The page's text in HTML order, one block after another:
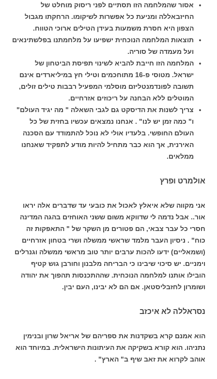
אסור שהמלחמה הזו תסתיים לפני ריסוק מוחלט של
החיזבאללה ומניעת כל אפשרות לשיקומו. הרחקתו מגבול
הצפון היא חסרת משמעות בעידן הטילים ארוכי הטווח.
תוצאות המלחמה הנוכחית ישפיעו על מלחמתנו בפלשתינאים
ועל מעמדה של סוריה.
המלחמה הזו חייבת להביא לשינוי תפיסת הביטחון של
ישראל. מטוסי פ-16 מתוחכמים וטילי חץ במיליארדים אינם
תשובה לפונדמנטליזם מוסלמי המפעיל רבבות טילים זולים,
המוטלים ללא הבחנה על ריכוזים אזרחיים.
צריך לשנות את הדיסקט גם לגבי השאלה " מה יגיד העולם"
ו" כמה זמן יש לנו" . אנחנו נמצאים עכשיו בחזית של כל
העולם החופשי. בלעדיו אולי לא נוכל להתמודד עם הסכנה
האירנית, אך הוא כבר מתחיל להיות מודע לתפקיד שאנחנו
ממלאים.
אולמרט ופרץ
אני מקווה שלא איאלץ לאכול את כובעי עד שדברים אלה יראו
אור.. אבל נדמה לי שדווקא משום ששני האוחזים בהגה המדינה
חסרי כל עבר צבאי, הם פטורים מן השקר של " התאפקות זה
כוח" . ניסיון העבר מלמד שראשי ממשלה ושרי בטחון אזרחיים
(ושמאליים) ידעו להכות ערבים יותר טוב מראשי ממשלה וגנרלים
וימניים. יש סיכוי שיבינו כי הבריחה מלבנון וחורבן גוש קטיף
הובילו אותנו למלחמה הנוכחית. שההתכנסות תהפוך את יהודה
ושומרון לחזבליסטאן. אם הם לא יבינו, העם יבין.
נסראללה לא איכזב
הוא אמנם קרא בשקדנות את ספריהם של אריאל שרון ובנימין
נתניהו. הוא קורא בשקיקה את העיתונות הישראלית. במיוחד הוא
אוהב לקרוא את זאב שיף ב" הארץ" .